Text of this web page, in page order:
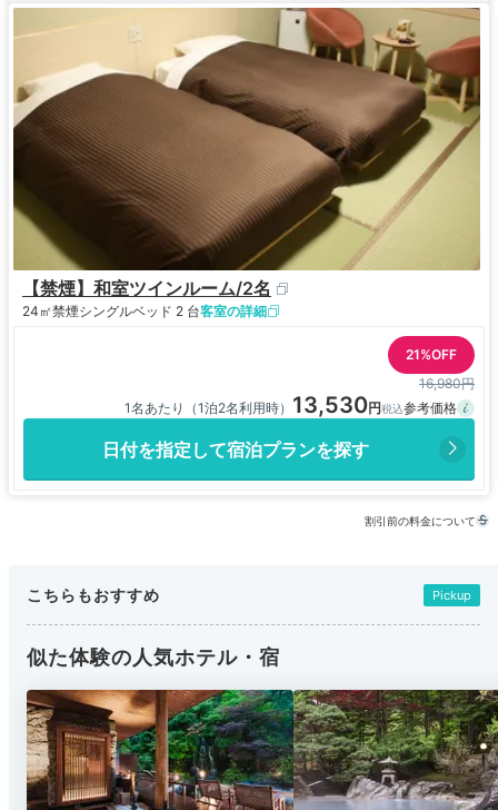
【禁煙】和室ツインルーム/2名
24㎡禁煙シングルベッド 2 台客室の詳細
21%OFF
16,980円
1名あたり（1泊2名利用時） 13,530
日付を指定して宿泊プランを探す
割引前の料金について
こちらもおすすめ Pickup
似た体験の人気ホテル・宿